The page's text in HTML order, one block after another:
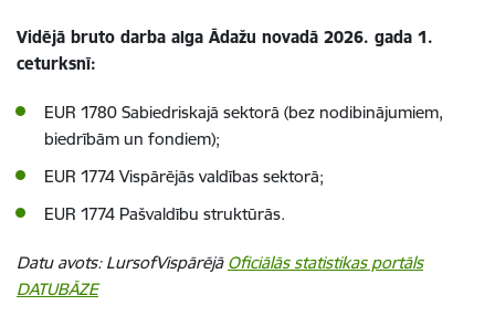
Vidējā bruto darba alga Ādažu novadā 2026. gada 1.
ceturksnī:
EUR 1780 Sabiedriskajā sektorā (bez nodibinājumiem,
biedrībām un fondiem);
EUR 1774 Vispārējās valdības sektorā;
EUR 1774 Pašvaldību struktūrās.
Datu avots: LursofVispārējā Oficiālās statistikas portāls
DATUBĀZE